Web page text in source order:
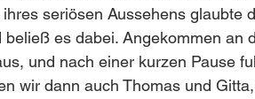
seriösen Aussehens glaubte
es dabei. Angekommen an
und nach einer kurzen Pause
wir dann auch Thomas und